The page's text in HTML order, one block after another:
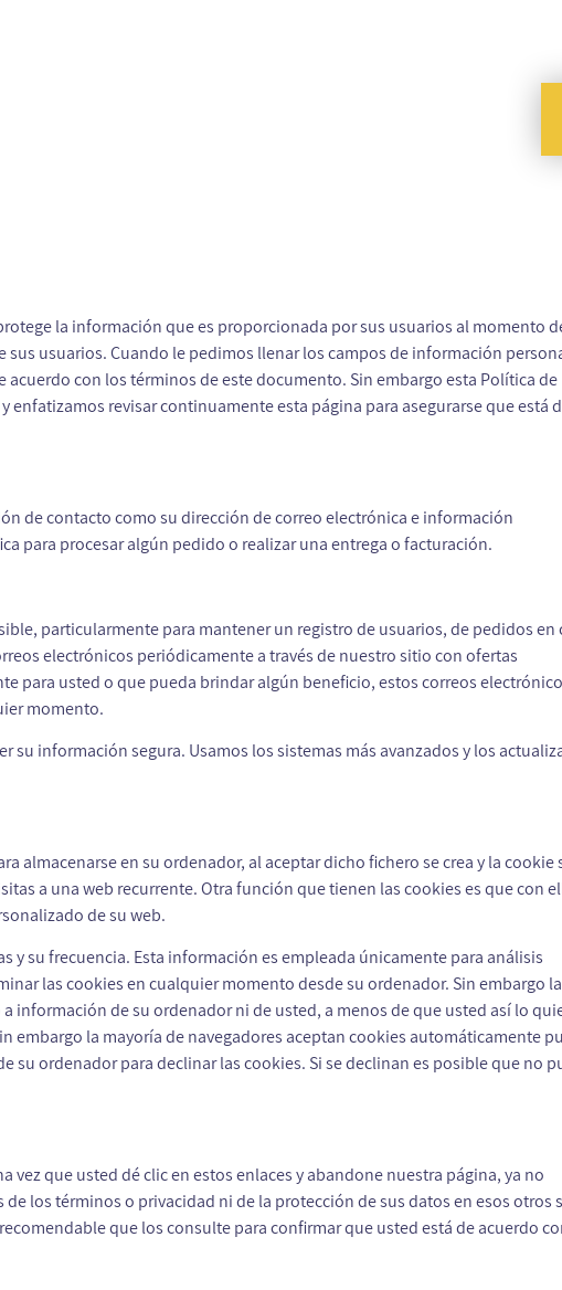
la información que es proporcionada por sus usuarios al momento
usuarios. Cuando le pedimos llenar los campos de información
con los términos de este documento. Sin embargo esta Política de
revisar continuamente esta página para asegurarse que está
de contacto como su dirección de correo electrónica e información
para procesar algún pedido o realizar una entrega o facturación.
particularmente para mantener un registro de usuarios, de pedidos en
electrónicos periódicamente a través de nuestro sitio con ofertas
para usted o que pueda brindar algún beneficio, estos correos
momento.
información segura. Usamos los sistemas más avanzados y los
almacenarse en su ordenador, al aceptar dicho fichero se crea y la cookie
a una web recurrente. Otra función que tienen las cookies es que con
de su web.
su frecuencia. Esta información es empleada únicamente para análisis
las cookies en cualquier momento desde su ordenador. Sin embargo
información de su ordenador ni de usted, a menos de que usted así lo
la mayoría de navegadores aceptan cookies automáticamente
ordenador para declinar las cookies. Si se declinan es posible que no
que usted dé clic en estos enlaces y abandone nuestra página, ya no
los términos o privacidad ni de la protección de sus datos en esos otros
que los consulte para confirmar que usted está de acuerdo